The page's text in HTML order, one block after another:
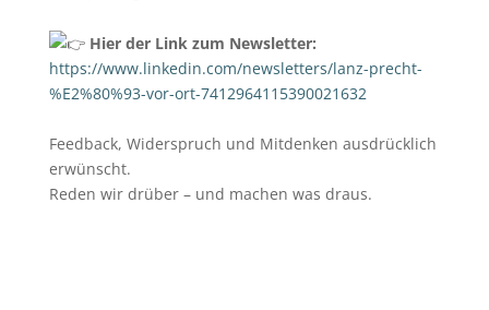
Hier der Link zum Newsletter:
https://www.linkedin.com/newsletters/lanz-precht-
%E2%80%93-vor-ort-7412964115390021632
Feedback, Widerspruch und Mitdenken ausdrücklich
erwünscht.
Reden wir drüber – und machen was draus.